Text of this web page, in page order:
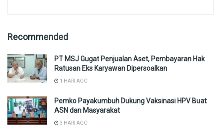
Recommended
PT MSJ Gugat Penjualan Aset, Pembayaran Hak
Ratusan Eks Karyawan Dipersoalkan
1 HARI AGO
Pemko Payakumbuh Dukung Vaksinasi HPV Buat
ASN dan Masyarakat
3 HARI AGO